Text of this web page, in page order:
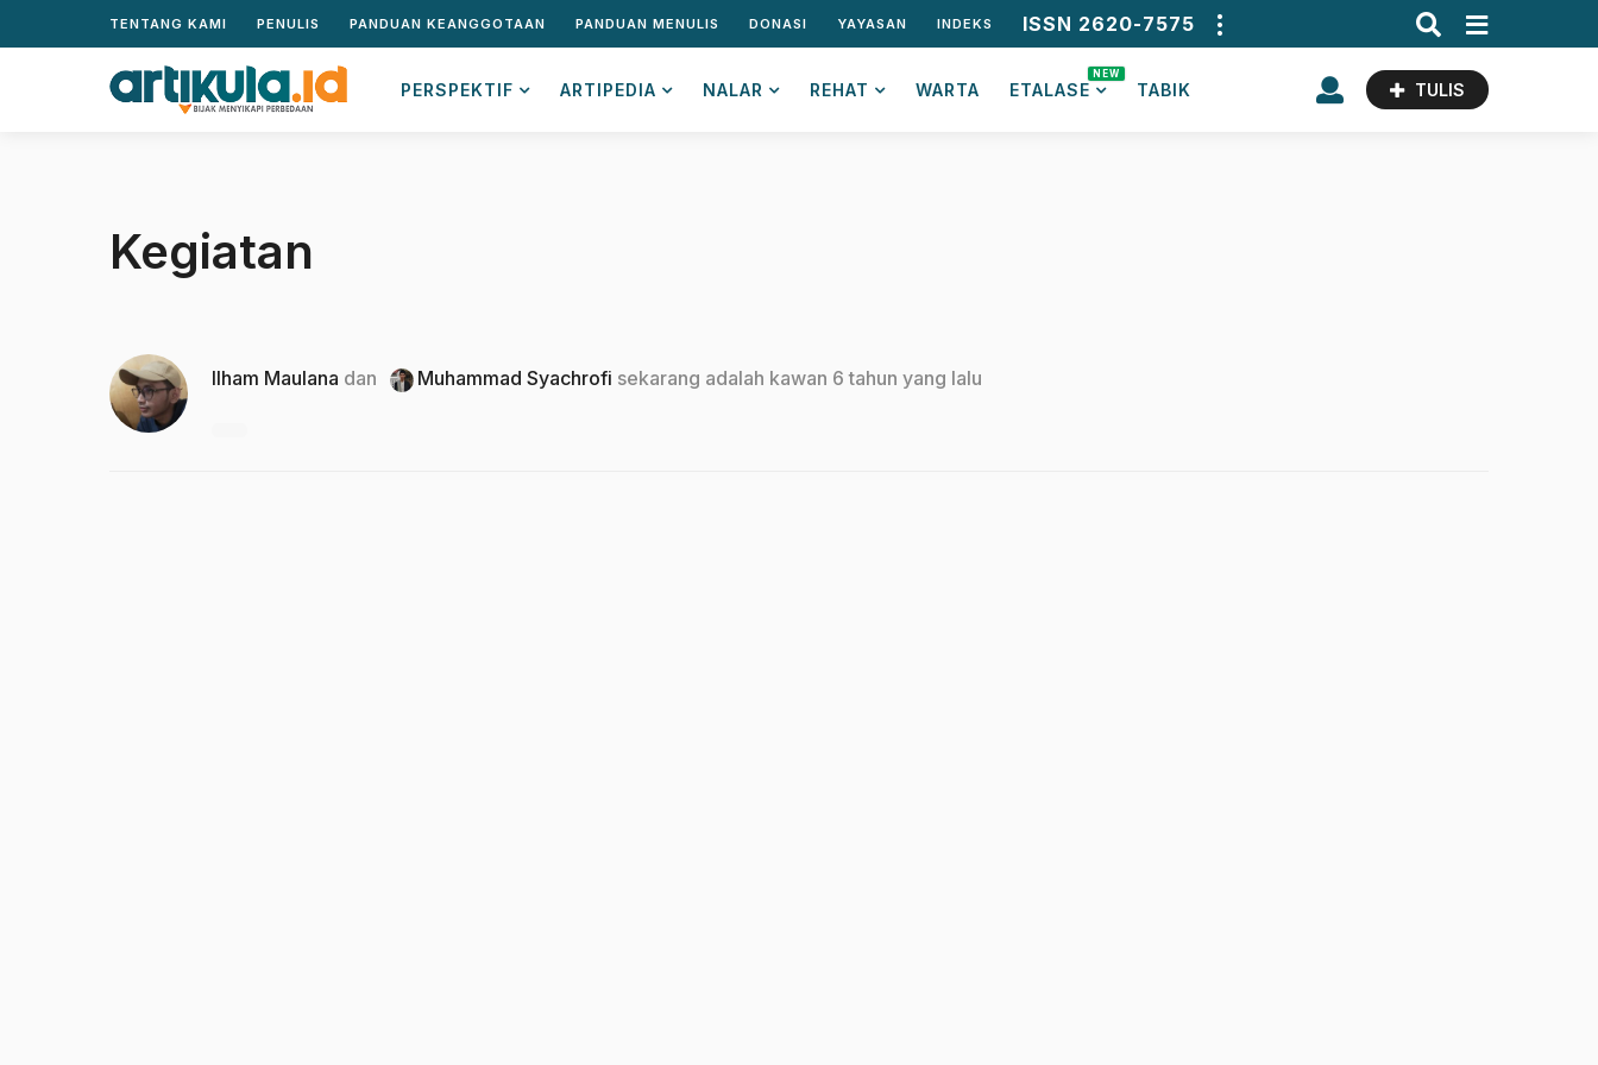
TENTANG KAMI PENULIS PANDUAN KEANGGOTAAN PANDUAN MENULIS DONASI YAYASAN INDEKS ISSN 2620-7575
PERSPEKTIF ARTIPEDIA NALAR REHAT WARTA ETALASE
NEW
TABIK TULIS
Kegiatan
Ilham Maulana dan Muhammad Syachrofi sekarang adalah kawan 6 tahun yang lalu